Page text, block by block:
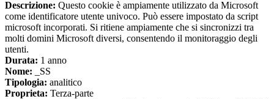
Descrizione: Questo cookie è ampiamente utilizzato da Microsoft
come identificatore utente univoco. Può essere impostato da script
microsoft incorporati. Si ritiene ampiamente che si sincronizzi tra
molti domini Microsoft diversi, consentendo il monitoraggio degli
utenti.
Durata: 1 anno
Nome: _SS
Tipologia: analitico
Proprieta: Terza-parte